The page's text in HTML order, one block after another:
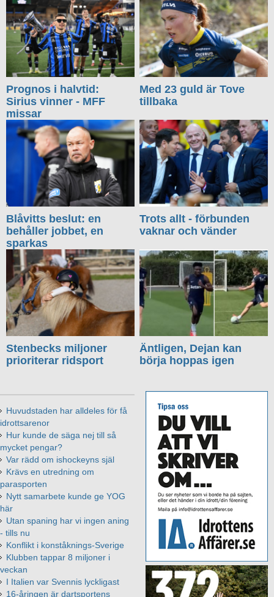
Prognos i halvtid:
Sirius vinner - MFF
missar
Med 23 guld är Tove
tillbaka
Blåvitts beslut: en
behåller jobbet, en
sparkas
Trots allt - förbunden
vaknar och vänder
Stenbecks miljoner
prioriterar ridsport
Äntligen, Dejan kan
börja hoppas igen
Huvudstaden har alldeles för få
idrottsarenor
Hur kunde de säga nej till så
mycket pengar?
Var rädd om ishockeyns själ
Krävs en utredning om
parasporten
Nytt samarbete kunde ge YOG
här
Utan spaning har vi ingen aning
- tills nu
Konflikt i konståknings-Sverige
Klubben tappar 8 miljoner i
veckan
I Italien var Svennis lyckligast
16-åringen är dartsportens